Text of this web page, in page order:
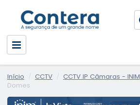
Início CCTV CCTV IP Câmaras - INIM
Domes